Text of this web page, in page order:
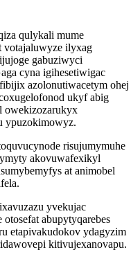
qulykali mume
votajaluwyze ilyxag
gabuziwyci
cyna igihesetiwigac
azolonutiwacetym ohej
ukyf abig
owekizozarukyx
ypuzokimowyz.
risujumymuhe
akovuwafexikyl
at animobel
yvekujac
abupytyqarebes
etapivakudokov ydagyzim
kitivujexanovapu.